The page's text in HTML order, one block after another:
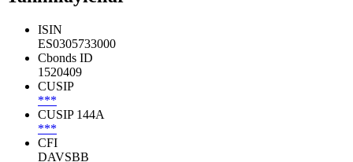
ISIN
ES0305733000
Cbonds ID
1520409
CUSIP
***
CUSIP 144A
***
CFI
DAVSBB